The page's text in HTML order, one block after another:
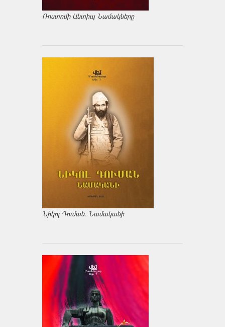
Ռոստոմի Անտիպ Նամակները
Նիկոլ Դուման. Նամականի